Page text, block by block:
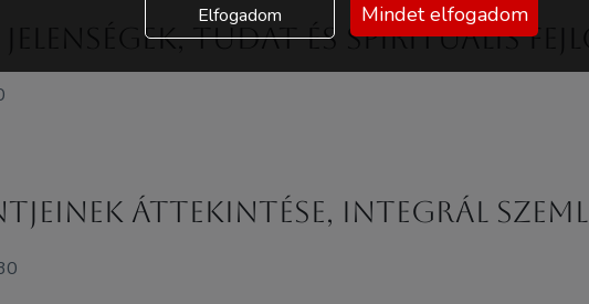
tudat és spirituális
áttekintése, integrál
Elfogadom Mindet elfogadom